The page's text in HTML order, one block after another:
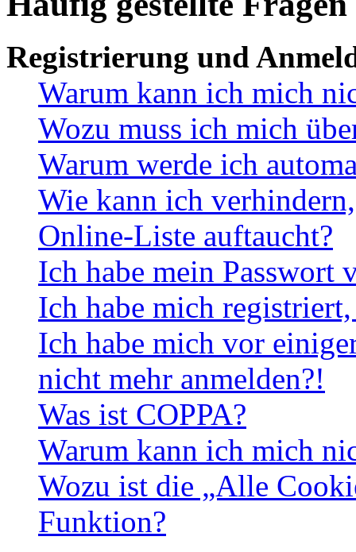
Registrierung und
Warum kann ich mich
Wozu muss ich mich
Warum werde ich
Wie kann ich
Online-Liste auftaucht?
Ich habe mein Passwort
Ich habe mich
Ich habe mich vor
nicht mehr anmelden?!
Was ist COPPA?
Warum kann ich mich
Wozu ist die „Alle
Funktion?